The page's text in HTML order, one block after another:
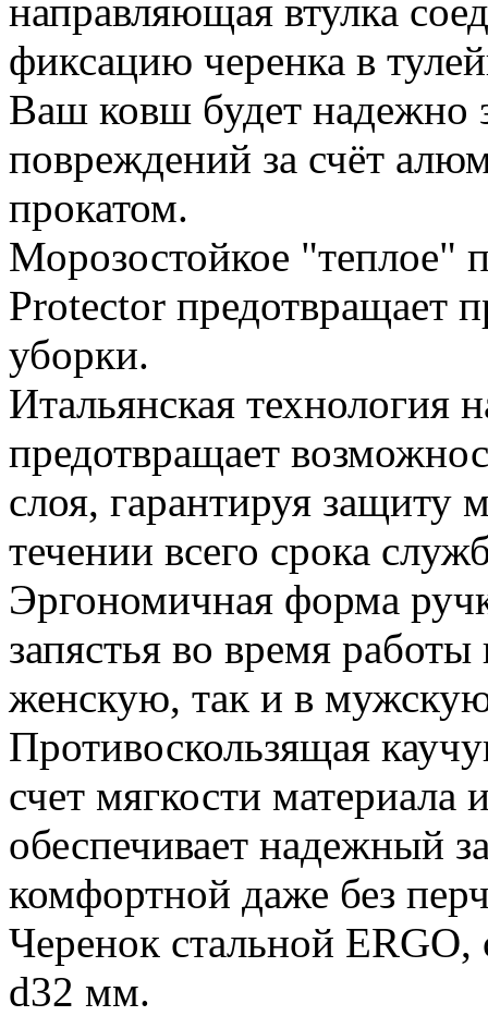
направляющая втулка
фиксацию черенка в
Ваш ковш будет надежно
повреждений за счёт
прокатом.
Морозостойкое "теплое"
Protector предотвращает
уборки.
Итальянская технология
предотвращает
слоя, гарантируя защиту
течении всего срока
Эргономичная форма
запястья во время
женскую, так и в
Противоскользящая
счет мягкости
обеспечивает надежный
комфортной даже без
Черенок стальной
d32 мм.